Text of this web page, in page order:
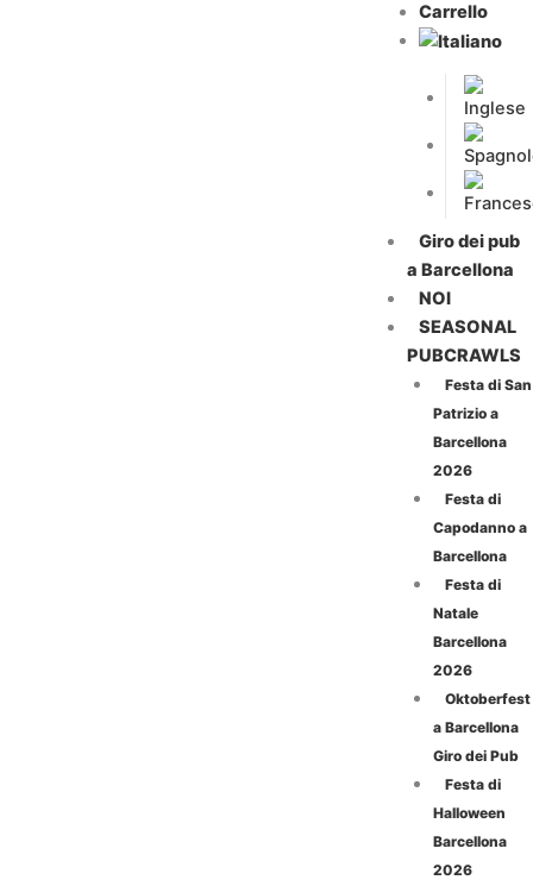
Carrello
Giro dei pub
a Barcellona
NOI
SEASONAL
PUBCRAWLS
Festa di San
Patrizio a
Barcellona
2026
Festa di
Capodanno a
Barcellona
Festa di
Natale
Barcellona
2026
Oktoberfest
a Barcellona
Giro dei Pub
Festa di
Halloween
Barcellona
2026